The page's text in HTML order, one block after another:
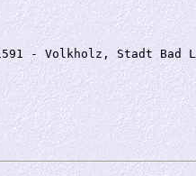
- Volkholz, Stadt Bad